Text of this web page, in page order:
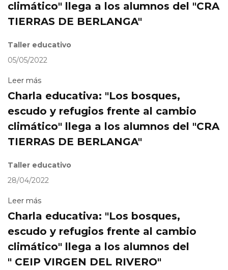
climático" llega a los alumnos del "CRA
TIERRAS DE BERLANGA"
Taller educativo
05/05/2022
Leer más
Charla educativa: "Los bosques,
escudo y refugios frente al cambio
climático" llega a los alumnos del "CRA
TIERRAS DE BERLANGA"
Taller educativo
28/04/2022
Leer más
Charla educativa: "Los bosques,
escudo y refugios frente al cambio
climático" llega a los alumnos del
" CEIP VIRGEN DEL RIVERO"